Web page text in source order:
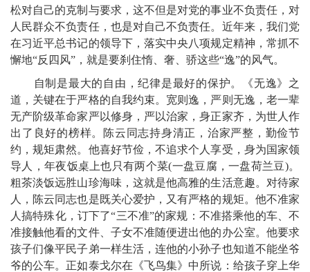
松对自己的克制与要求，这不但是对党的事业不负责任，对
人民群众不负责任，也是对自己不负责任。近年来，我们党
在习近平总书记的领导下，落实中央八项规定精神，常抓不
懈地“反四风”，就是要刹住惰、奢、骄这些“逸”的风气。
自制是最大的自由，纪律是最好的保护。《无逸》之
道，关键在于严格的自我约束。宽则逸，严则无逸，老一辈
无产阶级革命家严以修身，严以治家，身正家齐，为世人作
出了良好的榜样。陈云同志持身清正，治家严整，勤俭节
约，规矩肃然。他喜好节俭，不追求个人享受，身为国家领
导人，年夜饭桌上也只有两个菜(一盘豆腐，一盘荷兰豆)。
粗茶淡饭远胜山珍海味，这就是他高雅的生活意趣。对待家
人，陈云同志也是既关心爱护，又有严格的规矩。他不准家
人搞特殊化，订下了“三不准”的家规：不准搭乘他的车、不
准接触他看的文件、子女不准随便进出他的办公室。他要求
孩子们像平民子弟一样生活，连他的小孙子也知道不能坐爷
爷的公车。正如泰戈尔在《飞鸟集》中所说：给孩子穿上华